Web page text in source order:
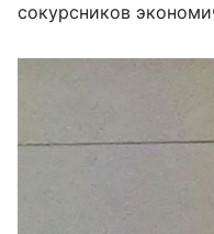
сокурсников